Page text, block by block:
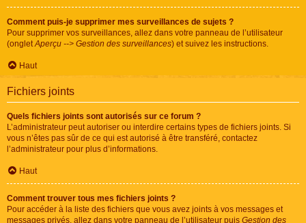
Comment puis-je supprimer mes surveillances de sujets ?
Pour supprimer vos surveillances, allez dans votre panneau de l’utilisateur
(ongletAperçu --> Gestion des surveillances) et suivez les instructions.
Haut
Fichiers joints
Quels fichiers joints sont autorisés sur ce forum ?
L’administrateur peut autoriser ou interdire certains types de fichiers joints. Si
vous n’êtes pas sûr de ce qui est autorisé à être transféré, contactez
l’administrateur pour plus d’informations.
Haut
Comment trouver tous mes fichiers joints ?
Pour accéder à la liste des fichiers que vous avez joints à vos messages et
messages privés, allez dans votre panneau de l’utilisateur puis Gestion des